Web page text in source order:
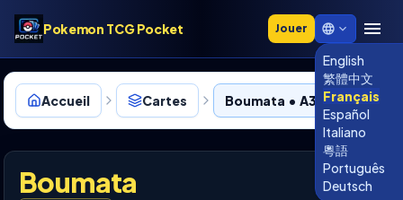
Pokemon TCG Pocket Jouer
English
繁體中文
Français
Español
Italiano
粵語
Português
Deutsch
Accueil Cartes Boumata • A3-037
Boumata